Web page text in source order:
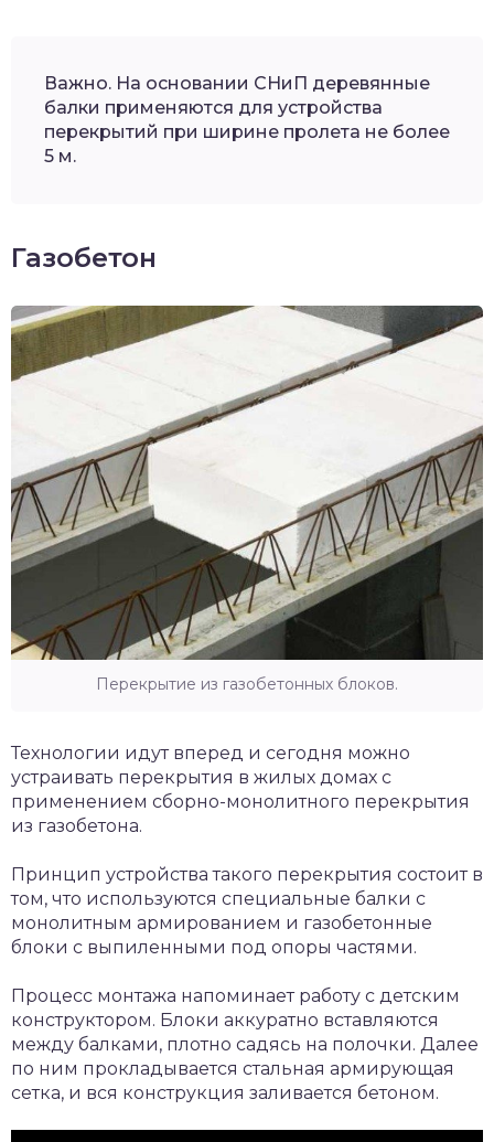
Важно. На основании СНиП деревянные
балки применяются для устройства
перекрытий при ширине пролета не более
5 м.
Газобетон
Перекрытие из газобетонных блоков.
Технологии идут вперед и сегодня можно
устраивать перекрытия в жилых домах с
применением сборно-монолитного перекрытия
из газобетона.
Принцип устройства такого перекрытия состоит в
том, что используются специальные балки с
монолитным армированием и газобетонные
блоки с выпиленными под опоры частями.
Процесс монтажа напоминает работу с детским
конструктором. Блоки аккуратно вставляются
между балками, плотно садясь на полочки. Далее
по ним прокладывается стальная армирующая
сетка, и вся конструкция заливается бетоном.